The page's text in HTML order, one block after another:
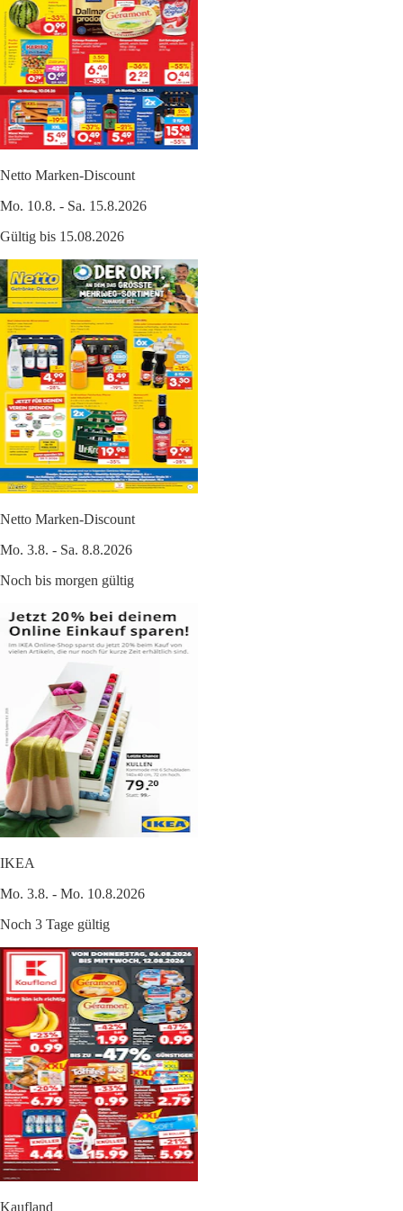
Netto Marken-Discount
Mo. 10.8. - Sa. 15.8.2026
Gültig bis 15.08.2026
Netto Marken-Discount
Mo. 3.8. - Sa. 8.8.2026
Noch bis morgen gültig
IKEA
Mo. 3.8. - Mo. 10.8.2026
Noch 3 Tage gültig
Kaufland